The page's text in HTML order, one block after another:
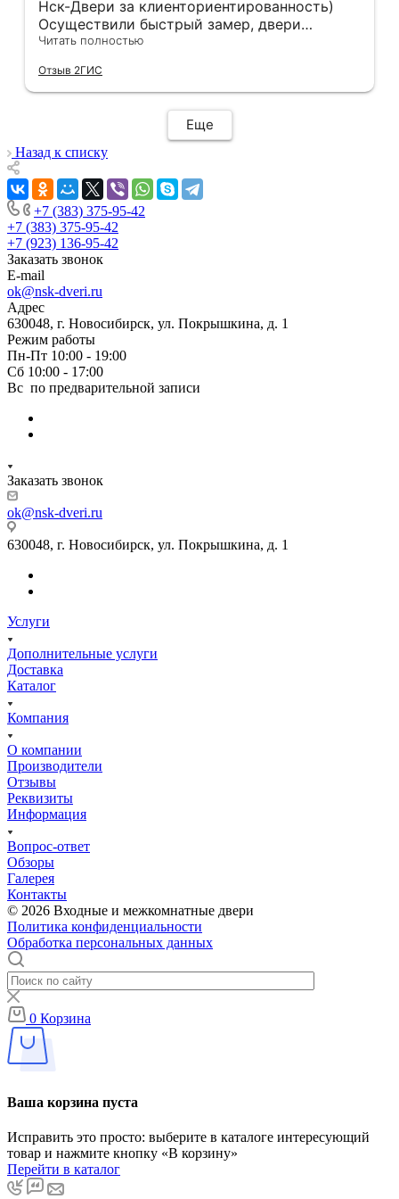
Нск-Двери за клиенториентированность)
Осуществили быстрый замер, двери
оказались в наличии. По доставке
компанию, где я могу указать удобный для
меня интервал времени, а не ждать весь
день🙏 Не могу не отметить качественный
монтаж дверей, спасибо мастеру Антону за
его труд!!!
Читать полностью
Отзыв 2ГИС
Еще
Назад к списку
+7 (383) 375-95-42
+7 (383) 375-95-42
+7 (923) 136-95-42
Заказать звонок
E-mail
ok@nsk-dveri.ru
Адрес
630048, г. Новосибирск, ул. Покрышкина, д. 1
Режим работы
Пн-Пт 10:00 - 19:00
Сб 10:00 - 17:00
Вс по предварительной записи
Заказать звонок
ok@nsk-dveri.ru
630048, г. Новосибирск, ул. Покрышкина, д. 1
Услуги
Дополнительные услуги
Доставка
Каталог
Компания
О компании
Производители
Отзывы
Реквизиты
Информация
Вопрос-ответ
Обзоры
Галерея
Контакты
© 2026 Входные и межкомнатные двери
Политика конфиденциальности
Обработка персональных данных
0 Корзина
Ваша корзина пуста
Исправить это просто: выберите в каталоге интересующий
товар и нажмите кнопку «В корзину»
Перейти в каталог